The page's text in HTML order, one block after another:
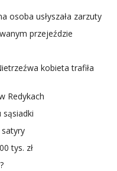
osoba usłyszała zarzuty
przejeździe
kobieta trafiła
Redykach
sąsiadki
tys. zł